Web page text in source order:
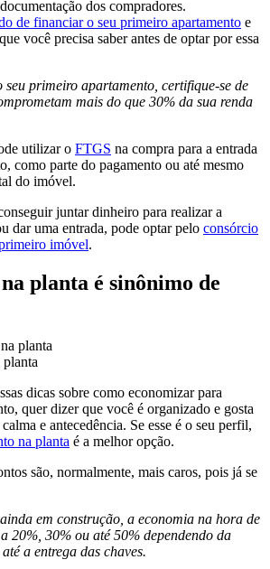
dos compradores.
de financiar o seu primeiro apartamento e
você precisa saber antes de optar por essa
seu primeiro apartamento, certifique-se de
mais do que 30% da sua renda
utilizar o FTGS na compra para a entrada
como parte do pagamento ou até mesmo
do imóvel.
juntar dinheiro para realizar a
dar uma entrada, pode optar pelo consórcio
imóvel.
planta é sinônimo de
dicas sobre como economizar para
quer dizer que você é organizado e gosta
e antecedência. Se esse é o seu perfil,
na planta é a melhor opção.
são, normalmente, mais caros, pois já se
em construção, a economia na hora de
20%, 30% ou até 50% dependendo da
a entrega das chaves.